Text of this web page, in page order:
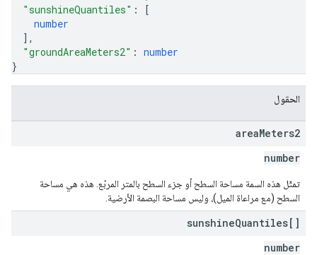
"sunshineQuantiles" :
[
number
] ,
"groundAreaMeters2" : number
}
الحقول
areaMeters2
number
تمثّل هذه السمة مساحة السطح أو جزء السطح بالمتر المربّع. هذه هي مساحة
السطح (مع مراعاة الميل)، وليس مساحة البصمة الأرضية.
sunshineQuantiles[]
number